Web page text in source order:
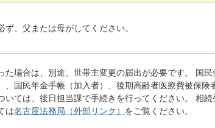
ず、父または母がしてください。
た場合は、別途、世帯主変更の届出が必要です。 国民
、国民年金手帳（加入者）、後期高齢者医療費被保険
いては、後日担当課で手続きを行ってください。 相続
は名古屋法務局（外部リンク） をご覧ください。